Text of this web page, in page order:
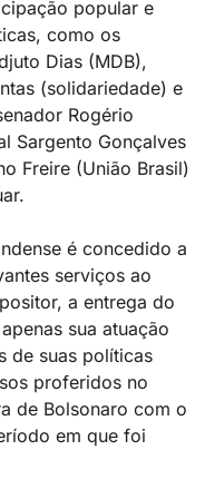
popular e
como os
Dias (MDB),
(solidariedade) e
Rogério
Sargento Gonçalves
Freire (União Brasil)
é concedido a
serviços ao
a entrega do
sua atuação
de suas políticas
proferidos no
de Bolsonaro com o
em que foi